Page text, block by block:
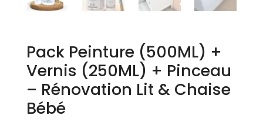
Pack Peinture (500ML) +
Vernis (250ML) + Pinceau
– Rénovation Lit & Chaise
Bébé